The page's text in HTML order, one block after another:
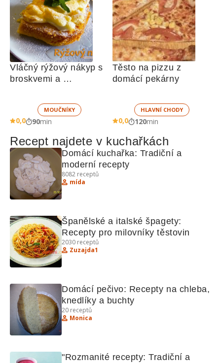
Vláčný rýžový nákyp s
broskvemi a
MOUČNÍKY
0,0 90min
Těsto na pizzu z
domácí pekárny
HLAVNÍ CHODY
0,0 120min
Recept najdete v kuchařkách
Domácí kuchařka: Tradiční a
moderní recepty
8082 receptů
mída
Španělské a italské špagety:
Recepty pro milovníky těstovin
2030 receptů
Zuzajda1
Domácí pečivo: Recepty na chleba,
knedlíky a buchty
20 receptů
Monica
"Rozmanité recepty: Tradiční a